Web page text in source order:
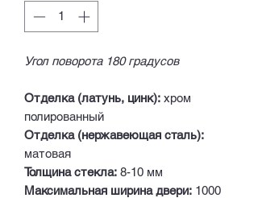
Угол поворота 180 градусов
Отделка (латунь, цинк): хром
полированный
Отделка (нержавеющая сталь):
матовая
Толщина стекла: 8-10 мм
Максимальная ширина двери: 1000